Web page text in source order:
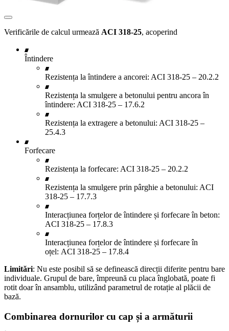
Verificările de calcul urmează ACI 318-25, acoperind
Întindere
Rezistența la întindere a ancorei: ACI 318-25 – 20.2.2
Rezistența la smulgere a betonului pentru ancora în
întindere: ACI 318-25 – 17.6.2
Rezistența la extragere a betonului: ACI 318-25 –
25.4.3
Forfecare
Rezistența la forfecare: ACI 318-25 – 20.2.2
Rezistența la smulgere prin pârghie a betonului: ACI
318-25 – 17.7.3
Interacțiunea forțelor de întindere și forfecare în beton:
ACI 318-25 – 17.8.3
Interacțiunea forțelor de întindere și forfecare în
oțel: ACI 318-25 – 17.8.4
Limitări: Nu este posibil să se definească direcții diferite pentru bare
individuale. Grupul de bare, împreună cu placa înglobată, poate fi
rotit doar în ansamblu, utilizând parametrul de rotație al plăcii de
bază.
Combinarea dornurilor cu cap și a armăturii